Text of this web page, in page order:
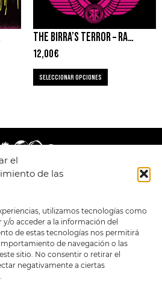
el
de las
utilizamos tecnologías como
y/o acceder a la información del
de estas tecnologías nos permitirá
de navegación o las
sitio. No consentir o retirar el
negativamente a ciertas
THE BIRRA’S TERROR – RAMONES
12,00€
SELECCIONAR OPCIONES
ENLACES
ESTILOS
FORMATOS
PREVENTAS
OFERTAS
MERCHANDISING